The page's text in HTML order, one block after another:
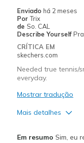
Width
Sizing
Enviado há 2 meses
Por Trix
de So. CAL
Describe Yourself
CRÍTICA EM
skechers.com
Needed true tennis/
everyday.
Mostrar tradução
Mais detalhes
Em resumo Sim, eu